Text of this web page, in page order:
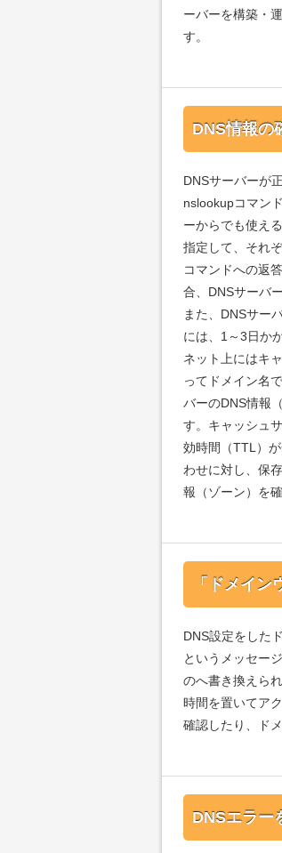
ーバーを構築・
す。
DNS情報の
DNSサーバーが
nslookupコマン
ーからでも使え
指定して、それ
コマンドへの返
合、DNSサーバ
また、DNSサー
には、1～3日か
ネット上にはキ
ってドメイン名
バーのDNS情報
す。キャッシュ
効時間（TTL）
わせに対し、保
報（ゾーン）を
「ドメイ
DNS設定をした
というメッセー
のへ書き換えら
時間を置いてア
確認したり、ド
DNSエラー